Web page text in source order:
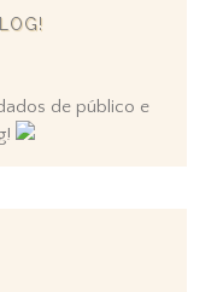
de público e